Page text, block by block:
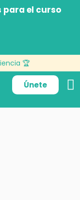
para el curso
🏆
Únete